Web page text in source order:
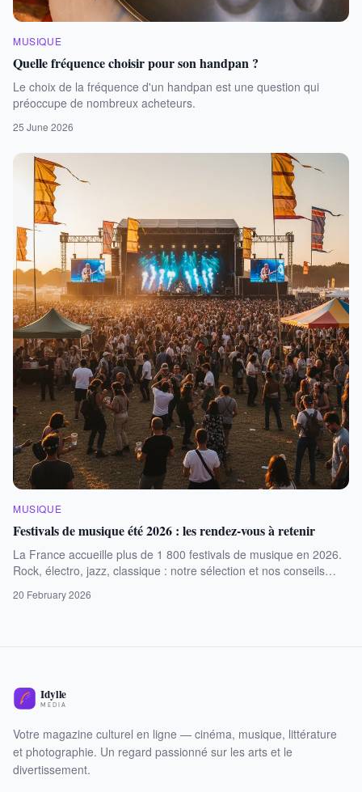
MUSIQUE
Quelle fréquence choisir pour son handpan ?
Le choix de la fréquence d'un handpan est une question qui
préoccupe de nombreux acheteurs.
25 June 2026
MUSIQUE
Festivals de musique été 2026 : les rendez-vous à retenir
La France accueille plus de 1 800 festivals de musique en 2026.
Rock, électro, jazz, classique : notre sélection et nos conseils
20 February 2026
Votre magazine culturel en ligne — cinéma, musique, littérature
et photographie. Un regard passionné sur les arts et le
divertissement.